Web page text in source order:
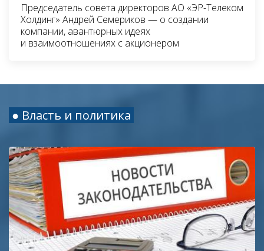
Председатель совета директоров АО «ЭР-Телеком
Холдинг» Андрей Семериков — о создании
компании, авантюрных идеях
и взаимоотношениях с акционером
● Власть и политика